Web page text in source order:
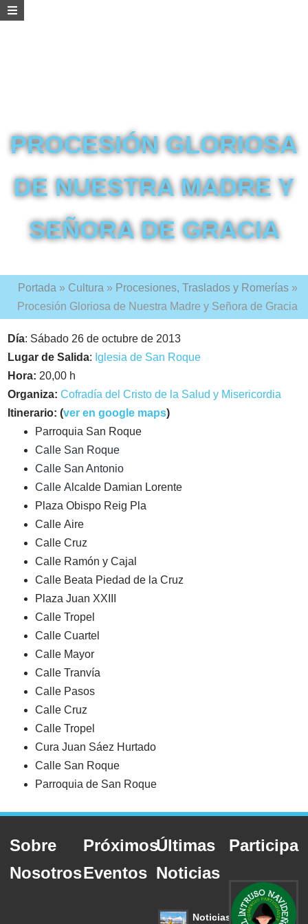
PROCESIÓN GLORIOSA
DE NUESTRA MADRE Y
SEÑORA DE GRACIA
Portada » Cultura » Procesiones, Traslados y Romerías »
Procesión Gloriosa de Nuestra Madre y Señora de Gracia
Día: Sábado 26 de octubre de 2013
Lugar de Salida: Iglesia de San Roque
Hora: 20,00 h
Organiza: Cofradía del Cristo de la Salud y Misericordia
Itinerario: (ver en google maps)
Parroquia San Roque
Calle San Roque
Calle San Antonio
Calle A lcalde Damian Lorente
Plaza Obispo Reig Pla
Calle Aire
Calle Cruz
Calle Ramón y Cajal
Calle Beata Piedad de la Cruz
Plaza Juan XXIII
Calle Tropel
Calle Cuartel
Calle Mayor
Calle Tranvía
Calle Pasos
Calle Cruz
Calle Tropel
Cura Juan Sáez Hurtado
Calle San Roque
Parroquia de San Roque
Sobre
Nosotros
Próximos
Eventos
Últimas
Noticias
Noticias
Participa